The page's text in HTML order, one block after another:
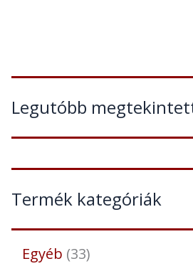
Legutóbb
Termék kategóriák
Egyéb 33